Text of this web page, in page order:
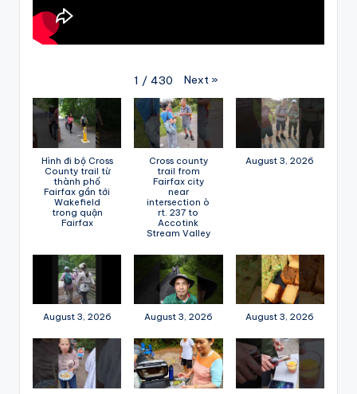
1 / 430 Next »
Hình đi bộ Cross
County trail từ
thành phố
Fairfax gần tới
Wakefield
trong quận
Fairfax
Cross county
trail from
Fairfax city
near
intersection ò
rt. 237 to
Accotink
Stream Valley
August 3, 2026
August 3, 2026 August 3, 2026 August 3, 2026